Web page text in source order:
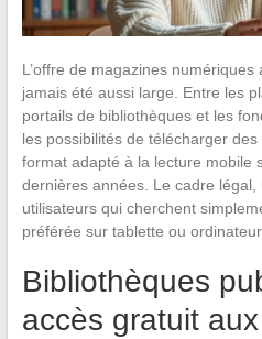
L’offre de magazines numériques
jamais été aussi large. Entre les
portails de bibliothèques et les
les possibilités de télécharger
format adapté à la lecture mobile
dernières années. Le cadre
utilisateurs qui cherchent
préférée sur tablette ou ordinateur.
Bibliothèques
accès gratuit